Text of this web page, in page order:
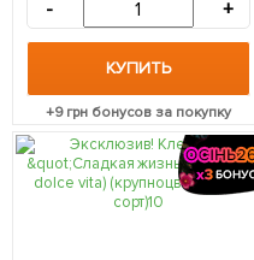
морозостойкий сорт) 1
саженец в упаковке
- +
КУПИТЬ
+9грн бонусов за покупку